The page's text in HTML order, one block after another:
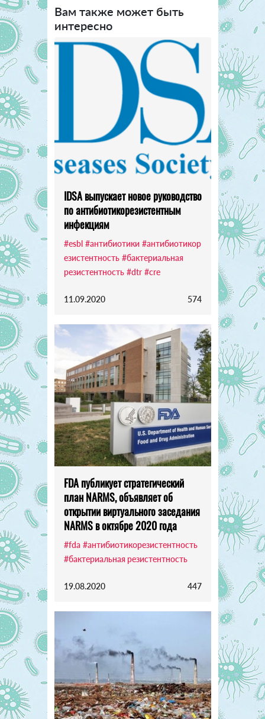
Вам также может быть
интересно
IDSA выпускает новое руководство
по антибиотикорезистентным
инфекциям
#esbl #антибиотики #антибиотикор
езистентность #бактериальная
резистентность #dtr #cre
11.09.2020 574
FDA публикует стратегический
план NARMS, объявляет об
открытии виртуального заседания
NARMS в октябре 2020 года
#fda #антибиотикорезистентность
#бактериальная резистентность
19.08.2020 447